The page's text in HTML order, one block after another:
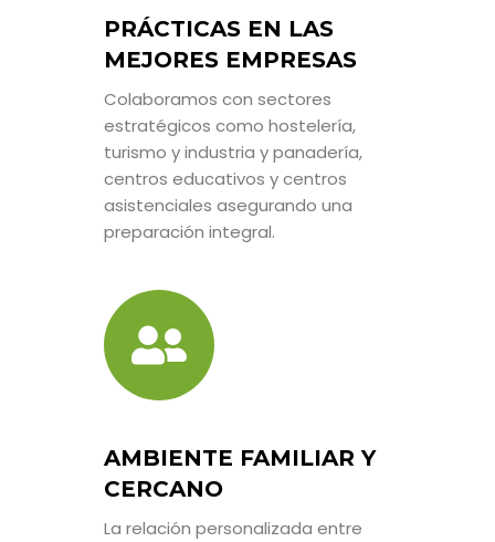
PRÁCTICAS EN LAS
MEJORES EMPRESAS
Colaboramos con sectores
estratégicos como hostelería,
turismo y industria y panadería,
centros educativos y centros
asistenciales asegurando una
preparación integral.
AMBIENTE FAMILIAR Y
CERCANO
La relación personalizada entre